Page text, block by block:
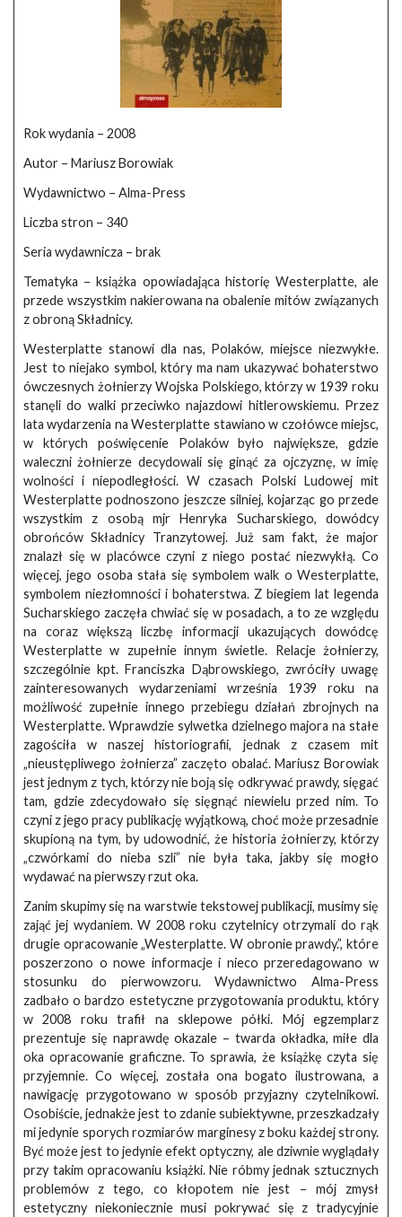
Rok wydania – 2008
Autor – Mariusz Borowiak
Wydawnictwo – Alma-Press
Liczba stron – 340
Seria wydawnicza – brak
Tematyka – książka opowiadająca historię Westerplatte, ale
przede wszystkim nakierowana na obalenie mitów związanych
z obroną Składnicy.
Westerplatte stanowi dla nas, Polaków, miejsce niezwykłe.
Jest to niejako symbol, który ma nam ukazywać bohaterstwo
ówczesnych żołnierzy Wojska Polskiego, którzy w 1939 roku
stanęli do walki przeciwko najazdowi hitlerowskiemu. Przez
lata wydarzenia na Westerplatte stawiano w czołówce miejsc,
w których poświęcenie Polaków było największe, gdzie
waleczni żołnierze decydowali się ginąć za ojczyznę, w imię
wolności i niepodległości. W czasach Polski Ludowej mit
Westerplatte podnoszono jeszcze silniej, kojarząc go przede
wszystkim z osobą mjr Henryka Sucharskiego, dowódcy
obrońców Składnicy Tranzytowej. Już sam fakt, że major
znalazł się w placówce czyni z niego postać niezwykłą. Co
więcej, jego osoba stała się symbolem walk o Westerplatte,
symbolem niezłomności i bohaterstwa. Z biegiem lat legenda
Sucharskiego zaczęła chwiać się w posadach, a to ze względu
na coraz większą liczbę informacji ukazujących dowódcę
Westerplatte w zupełnie innym świetle. Relacje żołnierzy,
szczególnie kpt. Franciszka Dąbrowskiego, zwróciły uwagę
zainteresowanych wydarzeniami września 1939 roku na
możliwość zupełnie innego przebiegu działań zbrojnych na
Westerplatte. Wprawdzie sylwetka dzielnego majora na stałe
zagościła w naszej historiografii, jednak z czasem mit
„nieustępliwego żołnierza” zaczęto obalać. Mariusz Borowiak
jest jednym z tych, którzy nie boją się odkrywać prawdy, sięgać
tam, gdzie zdecydowało się sięgnąć niewielu przed nim. To
czyni z jego pracy publikację wyjątkową, choć może przesadnie
skupioną na tym, by udowodnić, że historia żołnierzy, którzy
„czwórkami do nieba szli” nie była taka, jakby się mogło
wydawać na pierwszy rzut oka.
Zanim skupimy się na warstwie tekstowej publikacji, musimy się
zająć jej wydaniem. W 2008 roku czytelnicy otrzymali do rąk
drugie opracowanie „Westerplatte. W obronie prawdy.”, które
poszerzono o nowe informacje i nieco przeredagowano w
stosunku do pierwowzoru. Wydawnictwo Alma-Press
zadbało o bardzo estetyczne przygotowania produktu, który
w 2008 roku trafił na sklepowe półki. Mój egzemplarz
prezentuje się naprawdę okazale – twarda okładka, miłe dla
oka opracowanie graficzne. To sprawia, że książkę czyta się
przyjemnie. Co więcej, została ona bogato ilustrowana, a
nawigację przygotowano w sposób przyjazny czytelnikowi.
Osobiście, jednakże jest to zdanie subiektywne, przeszkadzały
mi jedynie sporych rozmiarów marginesy z boku każdej strony.
Być może jest to jedynie efekt optyczny, ale dziwnie wyglądały
przy takim opracowaniu książki. Nie róbmy jednak sztucznych
problemów z tego, co kłopotem nie jest – mój zmysł
estetyczny niekoniecznie musi pokrywać się z tradycyjnie